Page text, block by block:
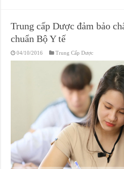
Trung cấp Dược đảm bảo
chuẩn Bộ Y tế
04/10/2016 Trung Cấp Dược